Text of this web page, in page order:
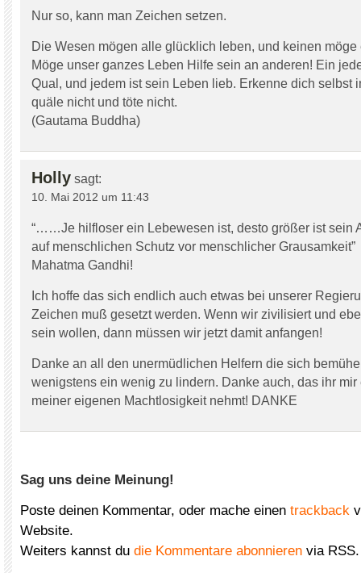
Nur so, kann man Zeichen setzen.
Die Wesen mögen alle glücklich leben, und keinen möge
Möge unser ganzes Leben Hilfe sein an anderen! Ein
Qual, und jedem ist sein Leben lieb. Erkenne dich selbst
quäle nicht und töte nicht.
(Gautama Buddha)
Holly sagt:
10. Mai 2012 um 11:43
“……Je hilfloser ein Lebewesen ist, desto größer ist sein
auf menschlichen Schutz vor menschlicher Grausamkeit”
Mahatma Gandhi!
Ich hoffe das sich endlich auch etwas bei unserer
Zeichen muß gesetzt werden. Wenn wir zivilisiert und
sein wollen, dann müssen wir jetzt damit anfangen!
Danke an all den unermüdlichen Helfern die sich
wenigstens ein wenig zu lindern. Danke auch, das ihr
meiner eigenen Machtlosigkeit nehmt! DANKE
Sag uns deine Meinung!
Poste deinen Kommentar, oder mache einen trackback
Website.
Weiters kannst du die Kommentare abonnieren via RSS.